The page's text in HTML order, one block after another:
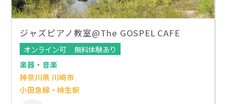
ジャズピアノ教室@The GOSPEL CAFE
オンライン可
無料体験あり
楽器・音楽
神奈川県 川崎市
小田急線・柿生駅